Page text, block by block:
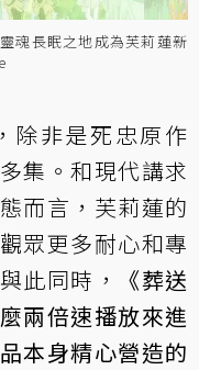
魂長眠之地成為芙莉蓮新
除非是死忠原作
集。和現代講求
而言，芙莉蓮的
眾更多耐心和專
此同時，
《葬送
兩倍速播放來進
本身精心營造的